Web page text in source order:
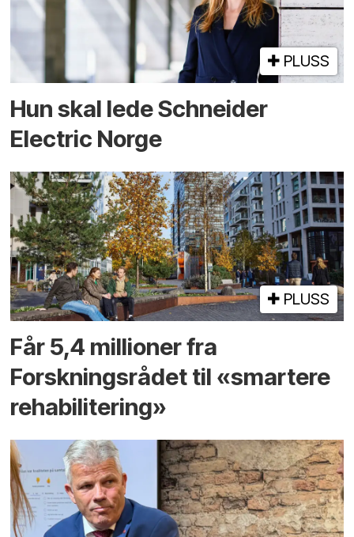
PLUSS
Hun skal lede Schneider
Electric Norge
PLUSS
Får 5,4 millioner fra
Forskningsrådet til «smartere
rehabilitering»